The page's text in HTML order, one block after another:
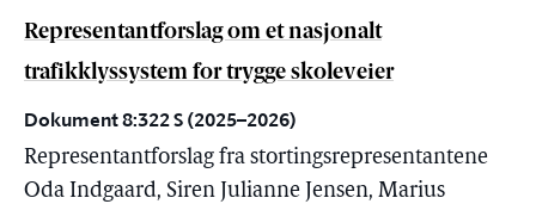
Representantforslag om et nasjonalt
trafikklyssystem for trygge skoleveier
Dokument 8:322 S (2025–2026)
Representantforslag fra stortingsrepresentantene
Oda Indgaard, Siren Julianne Jensen, Marius